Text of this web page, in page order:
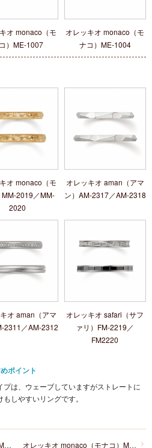
オ monaco（モ
）ME-1007
オレッキオ monaco（モ
ナコ）ME‐1004
オ monaco（モ
MM-2019／MM-
2020
オレッキオ aman（アマ
ン）AM-2317／AM-2318
オ aman（アマ
／AM‐2312
オレッキオ safari（サフ
ァリ）FM‐2219／
FM2220
ポイント
プは、ウェーブしていますがストレートに
しやすいリングです。
オレッキオ monaco（モナコ）MM-2019／MM-2020